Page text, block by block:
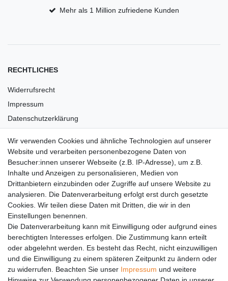
Mehr als 1 Million zufriedene Kunden
RECHTLICHES
Widerrufsrecht
Impressum
Datenschutzerklärung
Barrierefreiheit
Anleitungen
Vertrag widerrufen
PARTNER
DHL
GLS
PaketPLUS
Wir verwenden Cookies und ähnliche Technologien auf unserer
Website und verarbeiten personenbezogene Daten von
Besucher:innen unserer Webseite (z.B. IP-Adresse), um z.B.
Inhalte und Anzeigen zu personalisieren, Medien von
Drittanbietern einzubinden oder Zugriffe auf unsere Website zu
analysieren. Die Datenverarbeitung erfolgt erst durch gesetzte
Cookies. Wir teilen diese Daten mit Dritten, die wir in den
Einstellungen benennen.
Die Datenverarbeitung kann mit Einwilligung oder aufgrund eines
berechtigten Interesses erfolgen. Die Zustimmung kann erteilt
oder abgelehnt werden. Es besteht das Recht, nicht einzuwilligen
und die Einwilligung zu einem späteren Zeitpunkt zu ändern oder
zu widerrufen. Beachten Sie unser Impressum und weitere